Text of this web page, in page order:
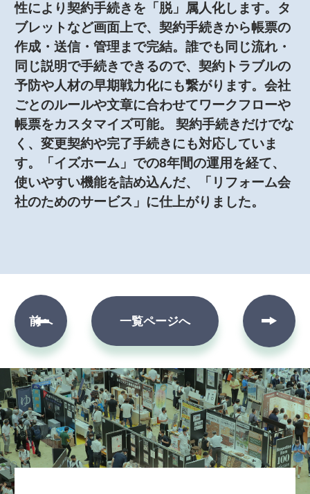
性により契約手続きを「脱」属人化します。タ
ブレットなど画面上で、契約手続きから帳票の
作成・送信・管理まで完結。誰でも同じ流れ・
同じ説明で手続きできるので、契約トラブルの
予防や人材の早期戦力化にも繋がります。会社
ごとのルールや文章に合わせてワークフローや
帳票をカスタマイズ可能。 契約手続きだけでな
く、変更契約や完了手続きにも対応していま
す。「イズホーム」での8年間の運用を経て、
使いやすい機能を詰め込んだ、「リフォーム会
社のためのサービス」に仕上がりました。
前へ 一覧ページへ
次へ